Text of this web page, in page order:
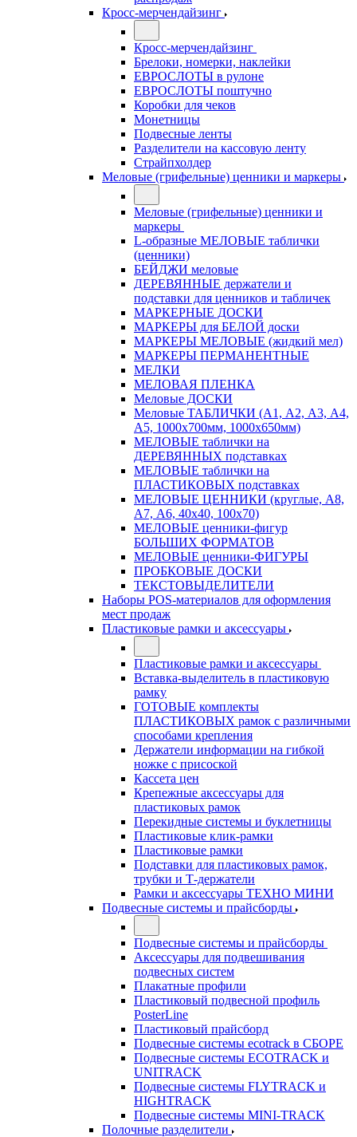
Кросс-мерчендайзинг
Кросс-мерчендайзинг
Брелоки, номерки, наклейки
ЕВРОСЛОТЫ в рулоне
ЕВРОСЛОТЫ поштучно
Коробки для чеков
Монетницы
Подвесные ленты
Разделители на кассовую ленту
Страйпхолдер
Меловые (грифельные) ценники и маркеры
Меловые (грифельные) ценники и
маркеры
L-образные МЕЛОВЫЕ таблички
(ценники)
БЕЙДЖИ меловые
ДЕРЕВЯННЫЕ держатели и
подставки для ценников и табличек
МАРКЕРНЫЕ ДОСКИ
МАРКЕРЫ для БЕЛОЙ доски
МАРКЕРЫ МЕЛОВЫЕ (жидкий мел)
МАРКЕРЫ ПЕРМАНЕНТНЫЕ
МЕЛКИ
МЕЛОВАЯ ПЛЕНКА
Меловые ДОСКИ
Меловые ТАБЛИЧКИ (А1, А2, А3, А4,
А5, 1000х700мм, 1000х650мм)
МЕЛОВЫЕ таблички на
ДЕРЕВЯННЫХ подставках
МЕЛОВЫЕ таблички на
ПЛАСТИКОВЫХ подставках
МЕЛОВЫЕ ЦЕННИКИ (круглые, А8,
А7, А6, 40х40, 100х70)
МЕЛОВЫЕ ценники-фигур
БОЛЬШИХ ФОРМАТОВ
МЕЛОВЫЕ ценники-ФИГУРЫ
ПРОБКОВЫЕ ДОСКИ
ТЕКСТОВЫДЕЛИТЕЛИ
Наборы POS-материалов для оформления
мест продаж
Пластиковые рамки и аксессуары
Пластиковые рамки и аксессуары
Вставка-выделитель в пластиковую
рамку
ГОТОВЫЕ комплекты
ПЛАСТИКОВЫХ рамок с различными
способами крепления
Держатели информации на гибкой
ножке с присоской
Кассета цен
Крепежные аксессуары для
пластиковых рамок
Перекидные системы и буклетницы
Пластиковые клик-рамки
Пластиковые рамки
Подставки для пластиковых рамок,
трубки и Т-держатели
Рамки и аксессуары ТЕХНО МИНИ
Подвесные системы и прайсборды
Подвесные системы и прайсборды
Аксессуары для подвешивания
подвесных систем
Плакатные профили
Пластиковый подвесной профиль
PosterLine
Пластиковый прайсборд
Подвесные системы ecotrack в СБОРЕ
Подвесные системы ECOTRACK и
UNITRACK
Подвесные системы FLYTRACK и
HIGHTRACK
Подвесные системы MINI-TRACK
Полочные разделители